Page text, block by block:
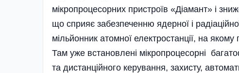
мікропроцесорних пристроїв «Діамант» і
що сприяє забезпеченню ядерної і
мільйонник атомної електростанції, на
Там уже встановлені мікропроцесорні
та дистанційного керування, захисту,